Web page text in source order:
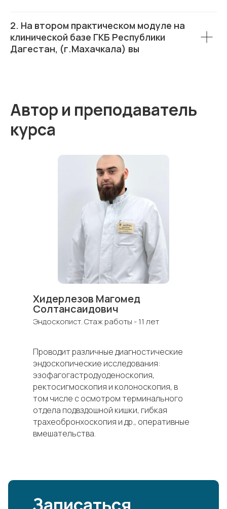
2. На втором практическом модуле на
клинической базе ГКБ Республики
Дагестан, (г.Махачкала) вы
Автор и преподаватель
курса
Хидерлезов Магомед
Солтансаидович
Эндоскопист. Стаж работы - 11 лет
Проводит различные диагностические
эндоскопические исследования:
эзофагогастродуоденоскопия,
ректосигмоскопия и колоноскопия, в
том числе с осмотром терминального
отдела подвздошной кишки, гибкая
трахеобронхоскопия и др., оперативные
вмешательства.